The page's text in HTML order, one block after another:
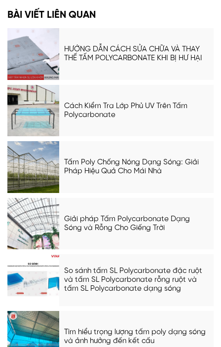
BÀI VIẾT LIÊN QUAN
HƯỚNG DẪN CÁCH SỬA CHỮA VÀ THAY
THẾ TẤM POLYCARBONATE KHI BỊ HƯ HẠI
Cách Kiểm Tra Lớp Phủ UV Trên Tấm
Polycarbonate
Tấm Poly Chống Nóng Dạng Sóng: Giải
Pháp Hiệu Quả Cho Mái Nhà
Giải pháp Tấm Polycarbonate Dạng
Sóng và Rỗng Cho Giếng Trời
So sánh tấm SL Polycarbonate đặc ruột
và tấm SL Polycarbonate rỗng ruột và
tấm SL Polycarbonate dạng sóng
Tìm hiểu trọng lượng tấm poly dạng sóng
và ảnh hưởng đến kết cấu